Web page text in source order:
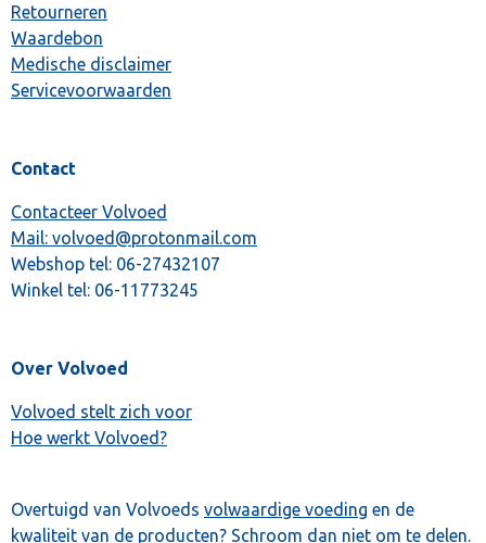
Retourneren
Waardebon
Medische disclaimer
Servicevoorwaarden
Contact
Contacteer Volvoed
Mail: volvoed@protonmail.com
Webshop tel: 06-27432107
Winkel tel: 06-11773245
Over Volvoed
Volvoed stelt zich voor
Hoe werkt Volvoed?
Overtuigd van Volvoeds volwaardige voeding en de
kwaliteit van de producten? Schroom dan niet om te delen.